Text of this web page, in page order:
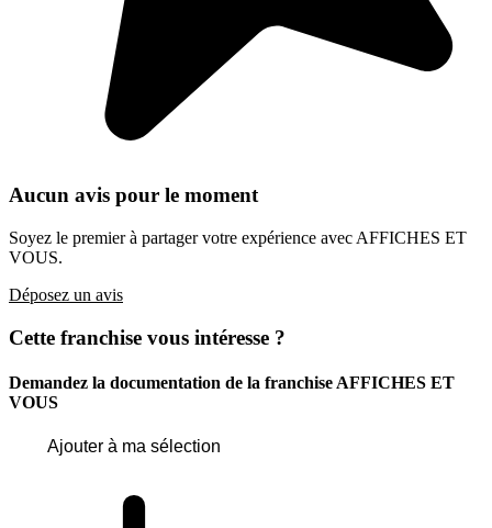
Aucun avis pour le moment
Soyez le premier à partager votre expérience avec AFFICHES ET
VOUS.
Déposez un avis
Cette franchise vous intéresse ?
Demandez la documentation de la franchise AFFICHES ET
VOUS
Ajouter à ma sélection